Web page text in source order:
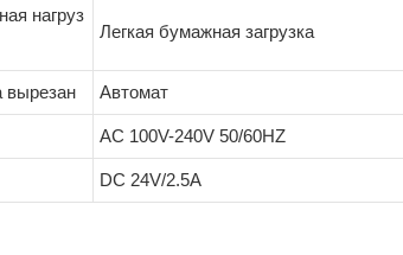
нагруз
Легкая бумажная загрузка
вырезан Автомат
AC 100V-240V 50/60HZ
DC 24V/2.5A